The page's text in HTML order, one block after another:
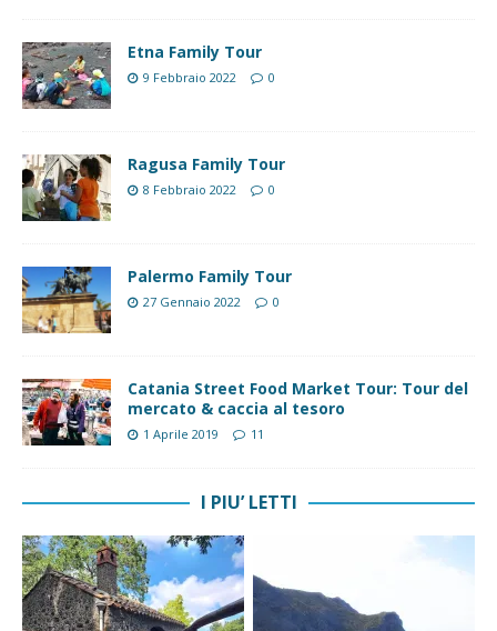
Etna Family Tour
9 Febbraio 2022 0
Ragusa Family Tour
8 Febbraio 2022 0
Palermo Family Tour
27 Gennaio 2022 0
Catania Street Food Market Tour: Tour del
mercato & caccia al tesoro
1 Aprile 2019 11
I PIU’ LETTI